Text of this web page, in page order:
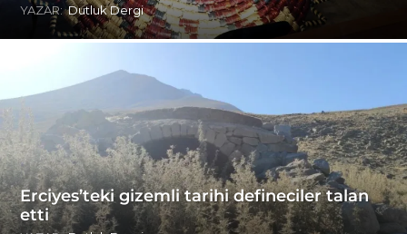
YAZAR: Dutluk Dergi
Erciyes’teki gizemli tarihi defineciler talan
etti